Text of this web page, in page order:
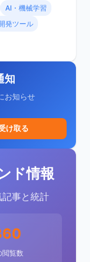
AI・機械学習
発ツール
知
お知らせ
け取る
ド情報
事と統計
閲覧数